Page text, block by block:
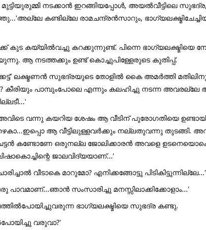
മുട്ടിയുരുമ്മി നടക്കാൻ ഇറങ്ങിയപ്പോൾ, അയൽവീട്ടിലെ
കണ്ടില്ലേ രാമചന്ദ്രൻസാറും,
കുട കയ്യിൽവച്ചു കറക്കുന്നുണ്ട്. പിന്നെ ഭാഗ്യലക്ഷ്മിയെ
ആ നടത്തക്കും ഉണ്ട് കൊച്ചുപിള്ളേരുടെ കുതിപ്പ്.
ലക്ഷ്മണൻ സുഭദ്രയുടെ തോളിൽ കൈ അമർത്തി
കീരിയും പാമ്പുംപോലെ എന്നും കലഹിച്ചു നടന്ന
വന്നു കയറിയ ശേഷം ആ വീടിന് പുരോഗതിയെ
ആ വീട്ടിലുള്ളവർക്കും നല്ലതുവന്നു തുടങ്ങി.
കണ്ടോണേ ഒരുനല്ല ജോലിക്കാരൻ അവളെ
ജാലവിദ്യയാണ്...’
വീടാകെ മാറുമോ? എനിക്കങ്ങോട്ടു പിടികിട്ടുന്നില്ലേ...'
ഒരു പാവമാണ്...ഞാൻ സംസാരിച്ചു മനസ്സിലാക്കിക്കോളാം...'
ഭാഗ്യലക്ഷ്മിയെ സുഭദ്ര കണ്ടു.
വരുവാ?'